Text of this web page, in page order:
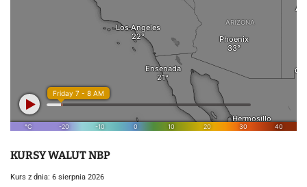
KURSY WALUT NBP
Kurs z dnia: 6 sierpnia 2026